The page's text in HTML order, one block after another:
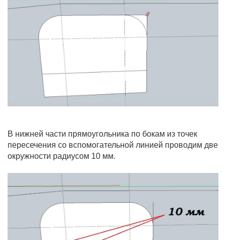
В нижней части прямоугольника по бокам из точек
пересечения со вспомогательной линией проводим две
окружности радиусом 10 мм.